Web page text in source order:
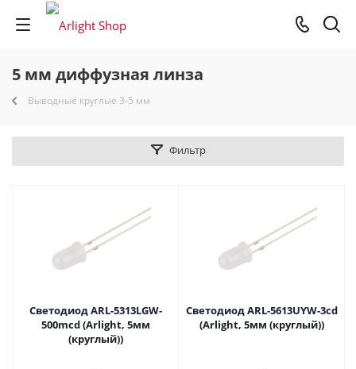
5 мм диффузная линза
Выводные круглые 3-5 мм
Фильтр
Светодиод ARL-5313LGW-
500mcd (Arlight, 5мм
(круглый))
Светодиод ARL-5613UYW-3cd
(Arlight, 5мм (круглый))